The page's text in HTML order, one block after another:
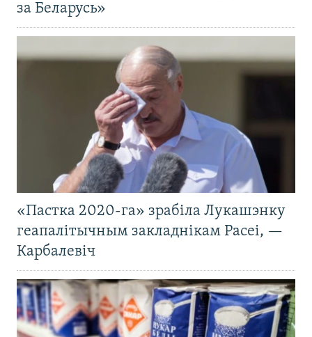
за Беларусь»
«Пастка 2020-га» зрабіла Лукашэнку
геапалітычным закладнікам Расеі, —
Карбалевіч